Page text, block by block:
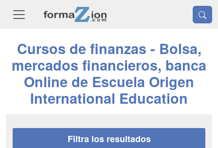
Cursos de finanzas - Bolsa,
mercados financieros, banca
Online de Escuela Origen
International Education
Filtra los resultados